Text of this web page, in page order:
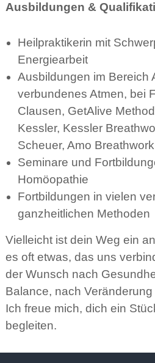
Ausbildungen &
Heilpraktikerin mit
Energiearbeit
Ausbildungen im Bereich
verbundenes Atmen, bei
Clausen, GetAlive
Kessler, Kessler
Scheuer, Amo
Seminare und
Homöopathie
Fortbildungen in vielen
ganzheitlichen Methoden
Vielleicht ist dein Weg ein
es oft etwas, das uns
der Wunsch nach
Balance, nach
Ich freue mich, dich ein
begleiten.